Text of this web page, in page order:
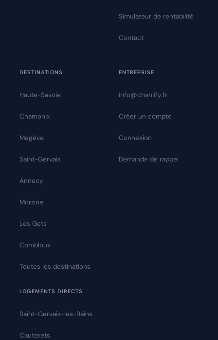
Simulateur de rentabilité
Contact
DESTINATIONS
Haute-Savoie
Chamonix
Megève
Saint-Gervais
Annecy
Morzine
Les Gets
Combloux
Toutes les destinations
LOGEMENTS DIRECTS
Saint-Gervais-les-Bains
Cauterets
ENTREPRISE
info@chanlify.fr
Créer un compte
Connexion
Demande de rappel